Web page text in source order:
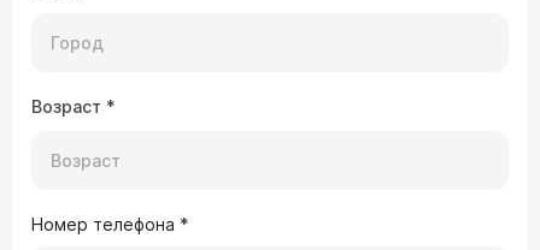
Возраст *
Номер телефона *